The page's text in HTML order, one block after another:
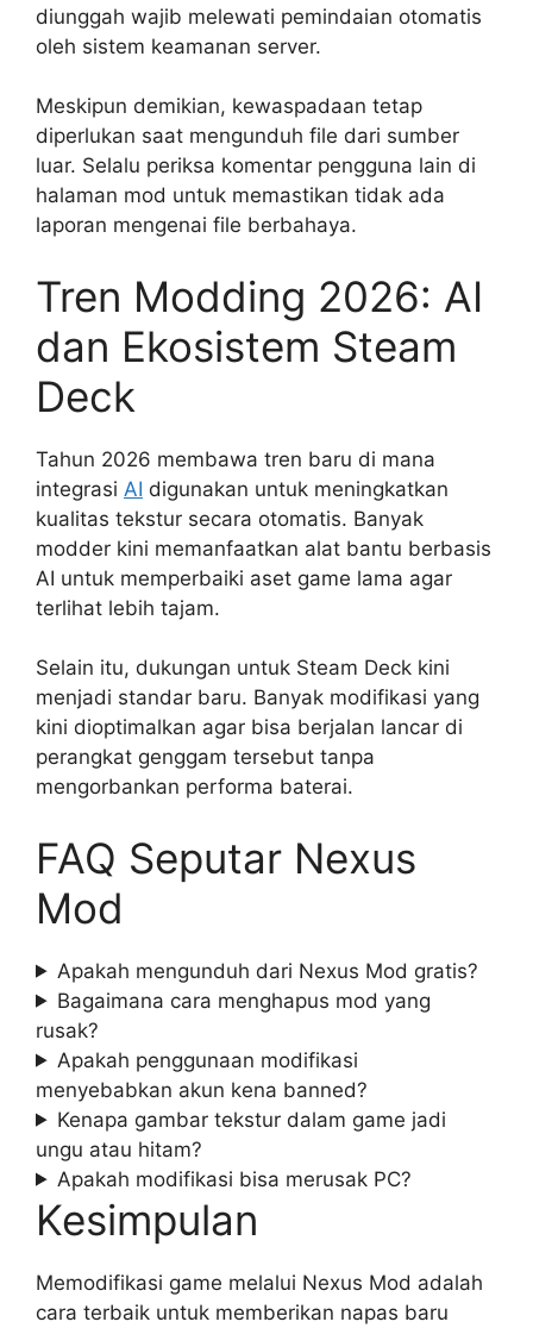
diunggah wajib melewati pemindaian otomatis
oleh sistem keamanan server.
Meskipun demikian, kewaspadaan tetap
diperlukan saat mengunduh file dari sumber
luar. Selalu periksa komentar pengguna lain di
halaman mod untuk memastikan tidak ada
laporan mengenai file berbahaya.
Tren Modding 2026: AI
dan Ekosistem Steam
Deck
Tahun 2026 membawa tren baru di mana
integrasi AI digunakan untuk meningkatkan
kualitas tekstur secara otomatis. Banyak
modder kini memanfaatkan alat bantu berbasis
AI untuk memperbaiki aset game lama agar
terlihat lebih tajam.
Selain itu, dukungan untuk Steam Deck kini
menjadi standar baru. Banyak modifikasi yang
kini dioptimalkan agar bisa berjalan lancar di
perangkat genggam tersebut tanpa
mengorbankan performa baterai.
FAQ Seputar Nexus
Mod
Apakah mengunduh dari Nexus Mod gratis?
Bagaimana cara menghapus mod yang
rusak?
Apakah penggunaan modifikasi
menyebabkan akun kena banned?
Kenapa gambar tekstur dalam game jadi
ungu atau hitam?
Apakah modifikasi bisa merusak PC?
Kesimpulan
Memodifikasi game melalui Nexus Mod adalah
cara terbaik untuk memberikan napas baru